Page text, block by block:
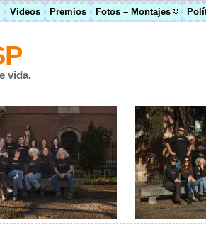
Videos Premios Fotos – Montajes
vida.